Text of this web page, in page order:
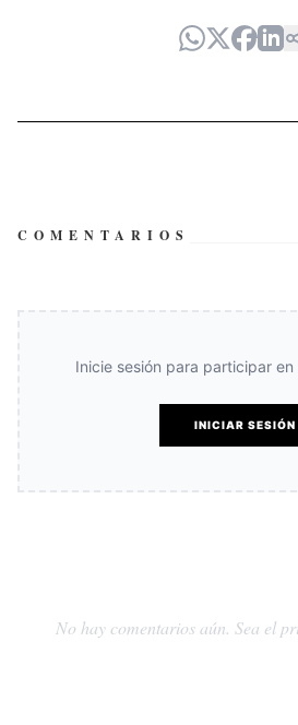
COMENTARIOS
Inicie sesión para participar
INICIAR SESIÓN
No hay comentarios aún. Sea el